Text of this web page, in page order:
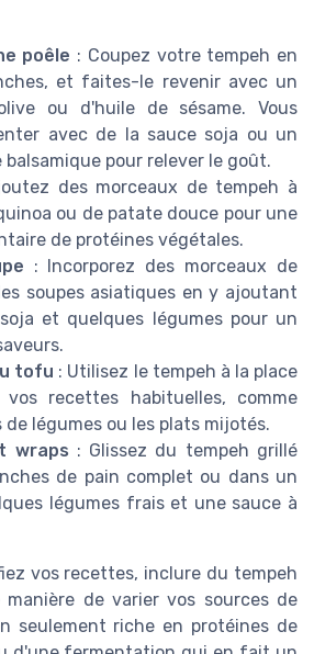
poêle : Coupez votre tempeh en
et faites-le revenir avec un
ou d'huile de sésame. Vous
avec de la sauce soja ou un
pour relever le goût.
des morceaux de tempeh à
ou de patate douce pour une
de protéines végétales.
: Incorporez des morceaux de
soupes asiatiques en y ajoutant
et quelques légumes pour un
tofu : Utilisez le tempeh à la place
recettes habituelles, comme
de légumes ou les plats mijotés.
wraps : Glissez du tempeh grillé
de pain complet ou dans un
légumes frais et une sauce à
vos recettes, inclure du tempeh
de varier vos sources de
seulement riche en protéines de